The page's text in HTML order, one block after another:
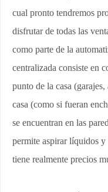
cual pronto tendremos
disfrutar de todas las
como parte de la
centralizada consiste en
punto de la casa
casa (como si fueran
se encuentran en las
permite aspirar líquidos
tiene realmente precios